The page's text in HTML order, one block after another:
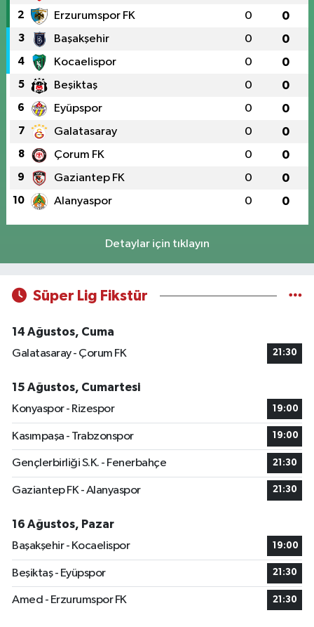
2 Erzurumspor FK 0 0
3 Başakşehir 0 0
4 Kocaelispor 0 0
5 Beşiktaş 0 0
6 Eyüpspor 0 0
7 Galatasaray 0 0
8 Çorum FK 0 0
9 Gaziantep FK 0 0
10 Alanyaspor 0 0
Detaylar için tıklayın
Süper Lig Fikstür
14 Ağustos, Cuma
Galatasaray - Çorum FK
21:30
15 Ağustos, Cumartesi
Konyaspor - Rizespor
19:00
Kasımpaşa - Trabzonspor 19:00
Gençlerbirliği S.K. - Fenerbahçe 21:30
Gaziantep FK - Alanyaspor 21:30
16 Ağustos, Pazar
Başakşehir - Kocaelispor
19:00
Beşiktaş - Eyüpspor 21:30
Amed - Erzurumspor FK 21:30